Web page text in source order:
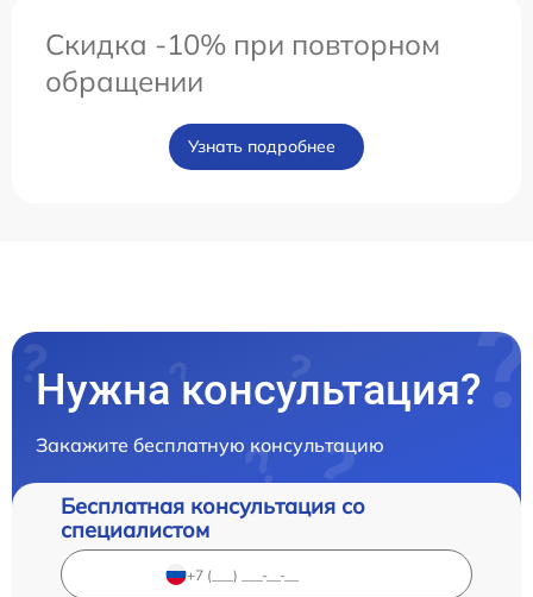
Скидка -10% при повторном
обращении
Узнать подробнее
Нужна консультация?
Закажите бесплатную консультацию
Бесплатная консультация со
специалистом